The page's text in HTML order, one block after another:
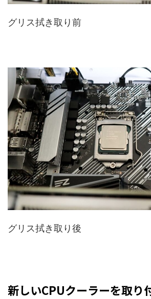
グリス拭き取り前
グリス拭き取り後
新しいCPUクーラーを取り